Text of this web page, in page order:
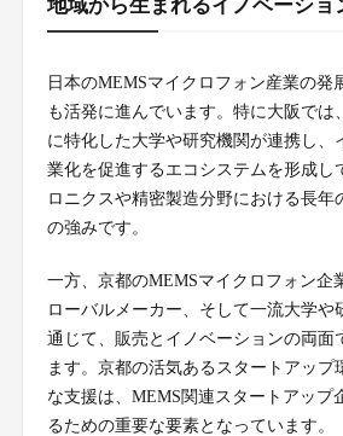
地域から生まれるイノベーショ
日本のMEMSマイクロフォン産業の発
も活発に進んでいます。特に大阪では
に特化した大学や研究機関が連携し、
業化を促進するエコシステムを形成し
ロニクスや精密製造分野における長年
の強みです。
一方、京都のMEMSマイクロフォン企
ローバルメーカー、そして一流大学や
通じて、販売とイノベーションの両面
ます。京都の活気あるスタートアップ
な支援は、MEMS関連スタートアップ
るための重要な要素となっています。